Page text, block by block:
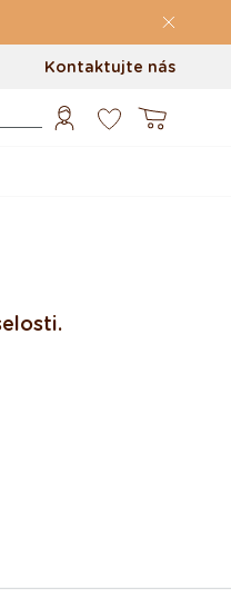
Kontaktujte nás
Košík